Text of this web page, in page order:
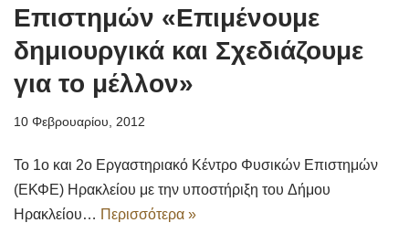
Επιστημών «Επιμένουμε
δημιουργικά και Σχεδιάζουμε
για το μέλλον»
10 Φεβρουαρίου, 2012
Το 1ο και 2ο Εργαστηριακό Κέντρο Φυσικών Επιστημών
(ΕΚΦΕ) Ηρακλείου με την υποστήριξη του Δήμου
Ηρακλείου… Περισσότερα »